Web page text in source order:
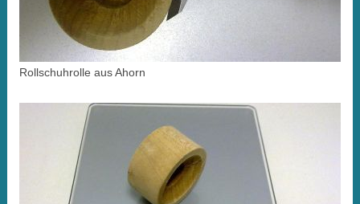
Rollschuhrolle aus Ahorn